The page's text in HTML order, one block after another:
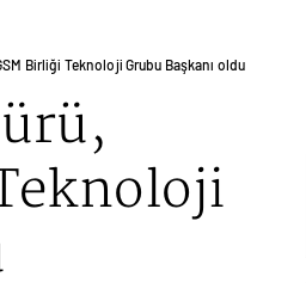
Birliği Teknoloji Grubu Başkanı oldu